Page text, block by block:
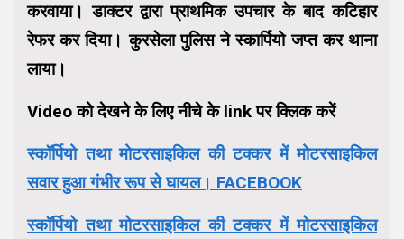
करवाया। डाक्टर द्वारा प्राथमिक उपचार के बाद कटिहार
रेफर कर दिया। कुरसेला पुलिस ने स्कार्पियो जप्त कर थाना
लाया।
Video को देखने के लिए नीचे के link पर क्लिक करें
स्कॉर्पियो तथा मोटरसाइकिल की टक्कर में मोटरसाइकिल
सवार हुआ गंभीर रूप से घायल। FACEBOOK
स्कॉर्पियो तथा मोटरसाइकिल की टक्कर में मोटरसाइकिल